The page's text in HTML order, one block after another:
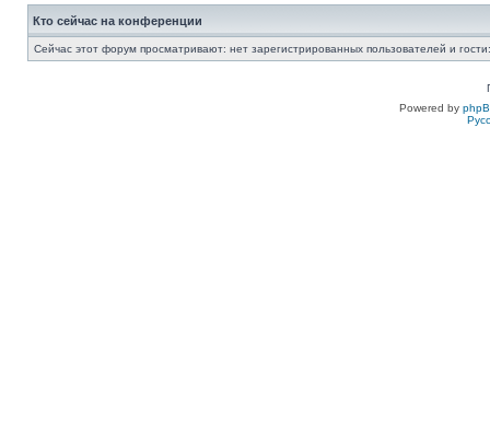
Кто сейчас на конференции
Сейчас этот форум просматривают: нет зарегистрированных пользователей и
Powered by